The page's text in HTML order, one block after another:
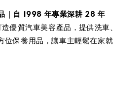
｜自 1998 年專業深耕 28 年
優質汽車美容產品，提供洗車、
位保養用品，讓車主輕鬆在家就